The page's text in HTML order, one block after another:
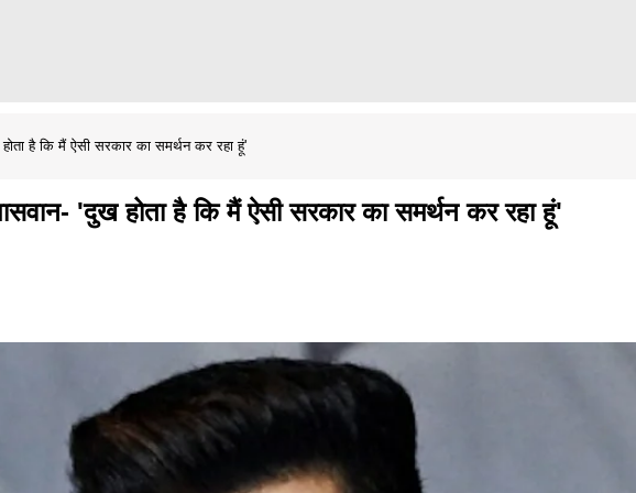
है कि मैं ऐसी सरकार का समर्थन कर रहा हूं'
'दुख होता है कि मैं ऐसी सरकार का समर्थन कर रहा हूं'